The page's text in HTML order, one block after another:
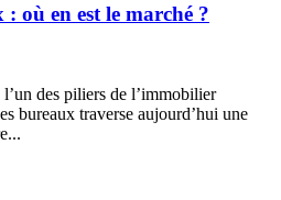
où en est le marché ?
des piliers de l’immobilier
bureaux traverse aujourd’hui une